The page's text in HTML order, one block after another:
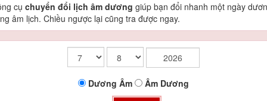
cụ chuyển đổi lịch âm dương giúp bạn đổi nhanh một ngày
âm lịch. Chiều ngược lại cũng tra được ngay.
Dương Âm Âm Dương